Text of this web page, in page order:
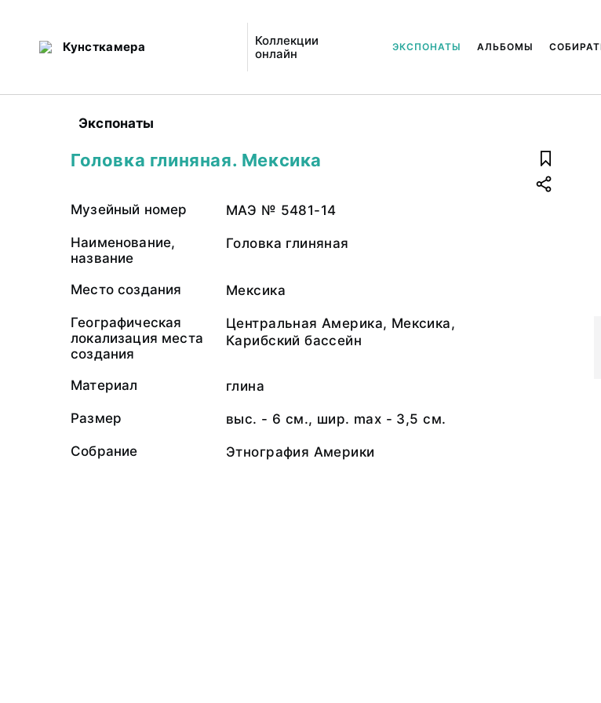
Кунсткамера
Коллекции
онлайн
ЭКСПОНАТЫ АЛЬБОМЫ
Экспонаты
Головка глиняная. Мексика
Музейный номер МАЭ № 5481-14
Наименование,
название
Головка глиняная
Место создания Мексика
Географическая
локализация места
создания
Центральная Америка, Мексика,
Карибский бассейн
Материал глина
Размер выс. - 6 см., шир. max - 3,5 см.
Собрание Этнография Америки